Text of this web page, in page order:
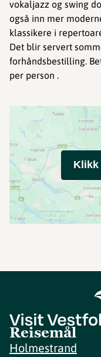
vokaljazz og swing
også inn mer
klassikere i
Det blir servert
forhåndsbestilling.
per person .
Klikk
Reisemål
Holmestrand